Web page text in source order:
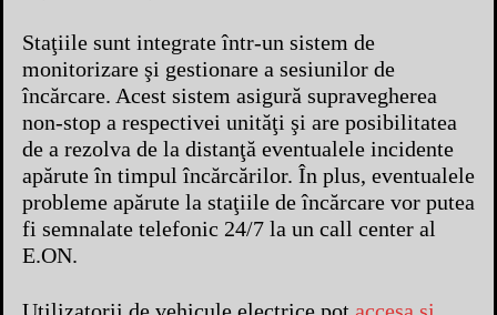
Staţiile sunt integrate într-un sistem de
monitorizare şi gestionare a sesiunilor de
încărcare. Acest sistem asigură supravegherea
non-stop a respectivei unităţi şi are posibilitatea
de a rezolva de la distanţă eventualele incidente
apărute în timpul încărcărilor. În plus, eventualele
probleme apărute la staţiile de încărcare vor putea
fi semnalate telefonic 24/7 la un call center al
E.ON.
Utilizatorii de vehicule electrice pot accesa şi